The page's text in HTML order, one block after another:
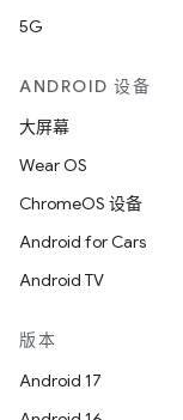
5G
ANDROID 设备
大屏幕
Wear OS
ChromeOS 设备
Android for Cars
Android TV
版本
Android 17